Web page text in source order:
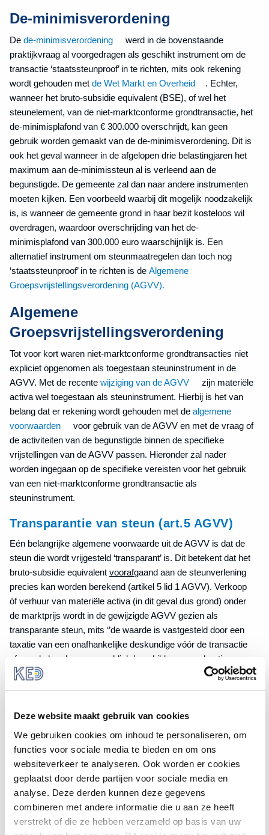
Deze website maakt gebruik van cookies
We gebruiken cookies om inhoud te personaliseren, om
functies voor sociale media te bieden en om ons
websiteverkeer te analyseren. Ook worden er cookies
geplaatst door derde partijen voor sociale media en
analyse. Deze derden kunnen deze gegevens
combineren met andere informatie die u aan ze heeft
verstrekt of die ze hebben verzameld op basis van uw
De-minimisverordening
De de-minimisverordening
werd in de bovenstaande
praktijkvraag al voorgedragen als geschikt instrument om de
transactie ‘staatssteunproof’ in te richten, mits ook rekening
wordt gehouden met de Wet Markt en Overheid
. Echter,
wanneer het bruto-subsidie equivalent (BSE), of wel het
steunelement, van de niet-marktconforme grondtransactie, het
de-minimisplafond van € 300.000 overschrijdt, kan geen
gebruik worden gemaakt van de de-minimisverordening. Dit is
ook het geval wanneer in de afgelopen drie belastingjaren het
maximum aan de-minimissteun al is verleend aan de
begunstigde. De gemeente zal dan naar andere instrumenten
moeten kijken. Een voorbeeld waarbij dit mogelijk noodzakelijk
is, is wanneer de gemeente grond in haar bezit kosteloos wil
overdragen, waardoor overschrijding van het de-
minimisplafond van 300.000 euro waarschijnlijk is. Een
alternatief instrument om steunmaatregelen dan toch nog
‘staatssteunproof’ in te richten is de Algemene
Groepsvrijstellingsverordening (AGVV).
Algemene
Groepsvrijstellingsverordening
Tot voor kort waren niet-marktconforme grondtransacties niet
expliciet opgenomen als toegestaan steuninstrument in de
AGVV. Met de recente wijziging van de AGVV
zijn materiële
activa wel toegestaan als steuninstrument. Hierbij is het van
belang dat er rekening wordt gehouden met de algemene
voorwaarden
voor gebruik van de AGVV en met de vraag of
de activiteiten van de begunstigde binnen de specifieke
vrijstellingen van de AGVV passen. Hieronder zal nader
worden ingegaan op de specifieke vereisten voor het gebruik
van een niet-marktconforme grondtransactie als
steuninstrument.
Transparantie van steun (art.5 AGVV)
Eén belangrijke algemene voorwaarde uit de AGVV is dat de
steun die wordt vrijgesteld ‘transparant’ is. Dit betekent dat het
bruto-subsidie equivalent voorafgaand aan de steunverlening
precies kan worden berekend (artikel 5 lid 1 AGVV). Verkoop
óf verhuur van materiële activa (in dit geval dus grond) onder
de marktprijs wordt in de gewijzigde AGVV gezien als
transparante steun, mits ‘’de waarde is vastgesteld door een
taxatie van een onafhankelijke deskundige vóór de transactie
of aan de hand van een publiek beschikbare, regelmatig
bijgewerkte en algemeen aanvaarde benchmark’’ (artikel 5 lid
De gemeente zal dus voorafgaand aan de grondverkoop het
van een vrijstelling binnen de AGVV. Om het BSE vast te
stellen zal de marktconforme prijs moeten worden bepaald.
Als nadere toelichting op de Europese staatssteunregels heeft
de Europese Commissie in 2016de Mededeling betreffende
het begrip staatssteun
(hierna de Mededeling) gepubliceerd.
In deze mededeling worden een viertal methoden benoemd
waarmee een marktconforme (grond)prijs kan worden